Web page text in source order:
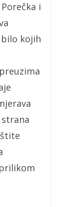
i
kojih